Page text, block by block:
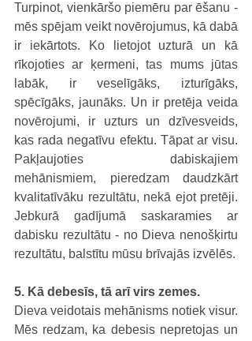
Turpinot, vienkāršo piemēru par ēšanu -
mēs spējam veikt novērojumus, kā dabā
ir iekārtots. Ko lietojot uzturā un kā
rīkojoties ar ķermeni, tas mums jūtas
labāk, ir veselīgāks, izturīgāks,
spēcīgāks, jaunāks. Un ir pretēja veida
novērojumi, ir uzturs un dzīvesveids,
kas rada negatīvu efektu. Tāpat ar visu.
Pakļaujoties dabiskajiem
mehānismiem, pieredzam daudzkārt
kvalitatīvāku rezultātu, nekā ejot pretēji.
Jebkurā gadījumā saskaramies ar
dabisku rezultātu - no Dieva nenošķirtu
rezultātu, balstītu mūsu brīvajās izvēlēs.
5. Kā debesīs, tā arī virs zemes.
Dieva veidotais mehānisms notiek visur.
Mēs redzam, ka debesis nepretojas un